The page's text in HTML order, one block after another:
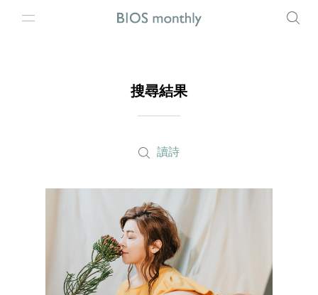
搜尋結果
讀詩